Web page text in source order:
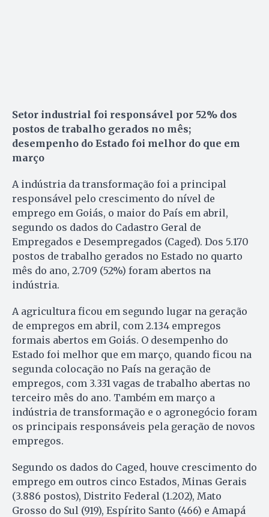
Setor industrial foi responsável por 52% dos
postos de trabalho gerados no mês;
desempenho do Estado foi melhor do que em
março
A indústria da transformação foi a principal
responsável pelo crescimento do nível de
emprego em Goiás, o maior do País em abril,
segundo os dados do Cadastro Geral de
Empregados e Desempregados (Caged). Dos 5.170
postos de trabalho gerados no Estado no quarto
mês do ano, 2.709 (52%) foram abertos na
indústria.
A agricultura ficou em segundo lugar na geração
de empregos em abril, com 2.134 empregos
formais abertos em Goiás. O desempenho do
Estado foi melhor que em março, quando ficou na
segunda colocação no País na geração de
empregos, com 3.331 vagas de trabalho abertas no
terceiro mês do ano. Também em março a
indústria de transformação e o agronegócio foram
os principais responsáveis pela geração de novos
empregos.
Segundo os dados do Caged, houve crescimento do
emprego em outros cinco Estados, Minas Gerais
(3.886 postos), Distrito Federal (1.202), Mato
Grosso do Sul (919), Espírito Santo (466) e Amapá